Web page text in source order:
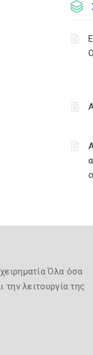
Όλα όσα
λειτουργία της